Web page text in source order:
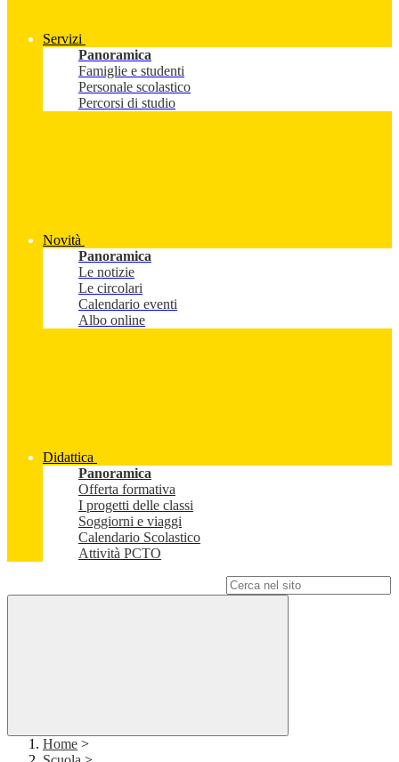
Servizi
Panoramica
Famiglie e studenti
Personale scolastico
Percorsi di studio
Novità
Panoramica
Le notizie
Le circolari
Calendario eventi
Albo online
Didattica
Panoramica
Offerta formativa
I progetti delle classi
Soggiorni e viaggi
Calendario Scolastico
Attività PCTO
Home >